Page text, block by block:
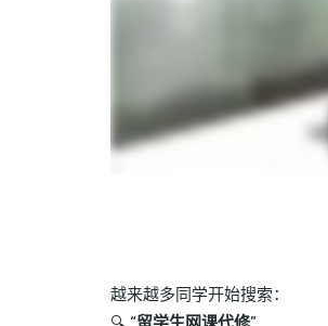
越来越多同学开始搜索：